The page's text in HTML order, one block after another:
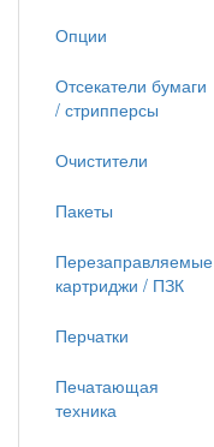
Опции
Отсекатели бумаги
/ стрипперсы
Очистители
Пакеты
Перезаправляемые
картриджи / ПЗК
Перчатки
Печатающая
техника